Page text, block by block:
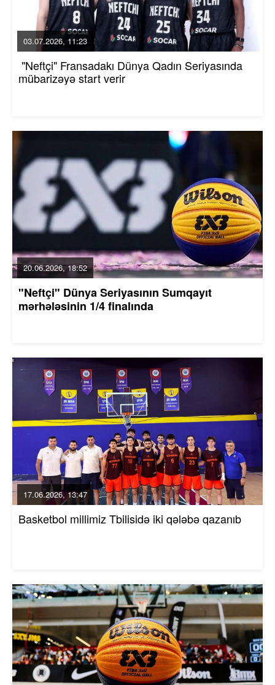
03.07.2026, 11:23
"Neftçi" Fransadakı Dünya Qadın Seriyasında
mübarizəyə start verir
20.06.2026, 18:52
"Neftçi" Dünya Seriyasının Sumqayıt
mərhələsinin 1/4 finalında
17.06.2026, 13:47
Basketbol millimiz Tbilisidə iki qələbə qazanıb